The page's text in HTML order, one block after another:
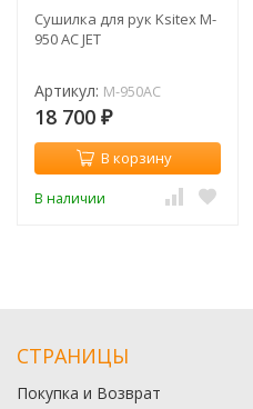
Сушилка для рук Ksitex M-
950 AC JET
Артикул: M-950AC
18 700 ₽
В корзину
В наличии
СТРАНИЦЫ
Покупка и Возврат